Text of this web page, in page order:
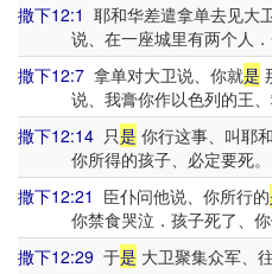
撒下12:1 耶和华差遣拿单去见大
说、在一座城里有两个人
撒下12:7 拿单对大卫说、你就是
说、我膏你作以色列的王
撒下12:14 只是 你行这事、叫耶
你所得的孩子、必定要死。
撒下12:21 臣仆问他说、你所行的
你禁食哭泣．孩子死了、你
撒下12:29 于是 大卫聚集众军、